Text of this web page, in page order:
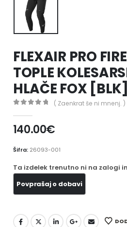
FLEXAIR PRO
TOPLE
HLAČE FOX [BLK]
( Zaenkrat še ni mnenj. )
140.00€
Šifra: 26093-001
Ta izdelek trenutno ni na zalogi